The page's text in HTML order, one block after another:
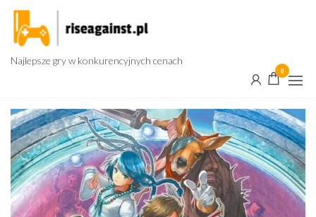
Przejdź
treści
Najlepsze gry w konkurencyjnych cenach
0